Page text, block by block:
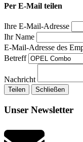
Per E-Mail teilen
Ihre E-Mail-Adresse
Ihr Name
E-Mail-Adresse des
Betreff
Nachricht
Teilen Schließen
Unser Newsletter